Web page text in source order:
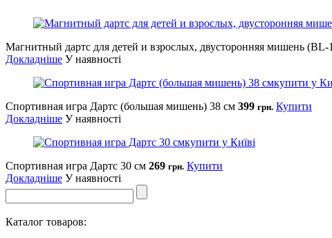
Магнитный дартс для детей и взрослых, двусторонняя мишень (BL-
Докладніше У наявності
Спортивная игра Дартс (большая мишень) 38 см 399 грн. Купити
Докладніше У наявності
Спортивная игра Дартс 30 см 269 грн. Купити
Докладніше У наявності
Каталог товаров: